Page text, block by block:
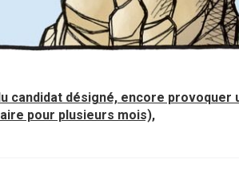
candidat désigné, encore
pour plusieurs mois),